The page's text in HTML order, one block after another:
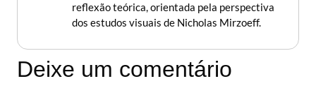
reflexão teórica, orientada pela perspectiva
dos estudos visuais de Nicholas Mirzoeff.
Deixe um comentário